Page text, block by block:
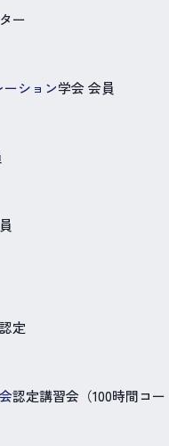
ー
ション学会 会員
認定
認定講習会（100時間コー